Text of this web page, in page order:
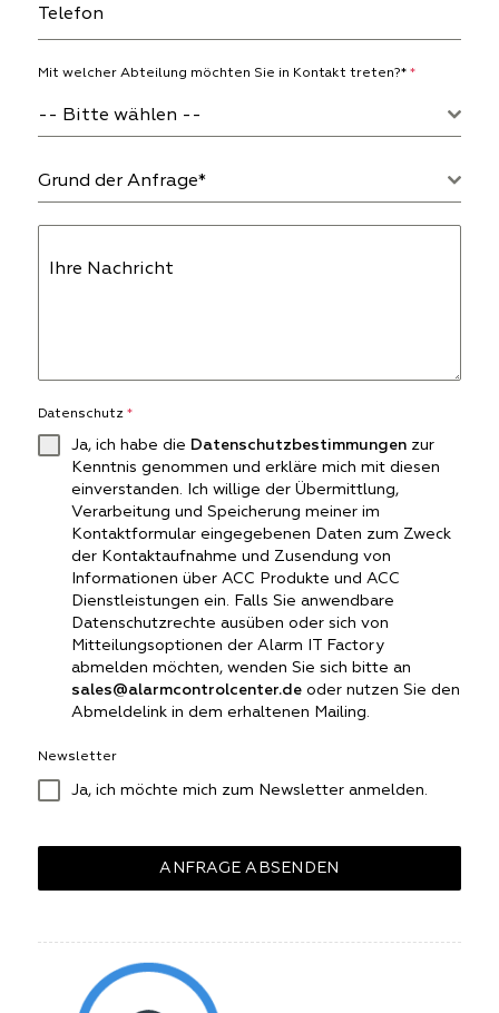
Telefon
Mit welcher Abteilung möchten Sie in Kontakt treten?* *
-- Bitte wählen --
Grund der Anfrage*
Ihre Nachricht
Datenschutz *
Ja, ich habe die Datenschutzbestimmungenzur
Kenntnis genommen und erkläre mich mit diesen
einverstanden. Ich willige der Übermittlung,
Verarbeitung und Speicherung meiner im
Kontaktformular eingegebenen Daten zum Zweck
der Kontaktaufnahme und Zusendung von
Informationen über ACC Produkte und ACC
Dienstleistungen ein. Falls Sie anwendbare
Datenschutzrechte ausüben oder sich von
Mitteilungsoptionen der Alarm IT Factory
abmelden möchten, wenden Sie sich bitte an
sales@alarmcontrolcenter.deoder nutzen Sie den
Abmeldelink in dem erhaltenen Mailing.
Newsletter
Ja, ich möchte mich zum Newsletter anmelden.
ANFRAGE ABSENDEN